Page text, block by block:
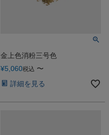
金上色消粉三号色
¥5,060税込 〜
詳細を見る